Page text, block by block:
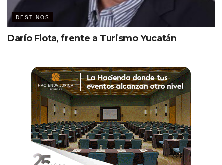
DESTINOS
Darío Flota, frente a Turismo Yucatán